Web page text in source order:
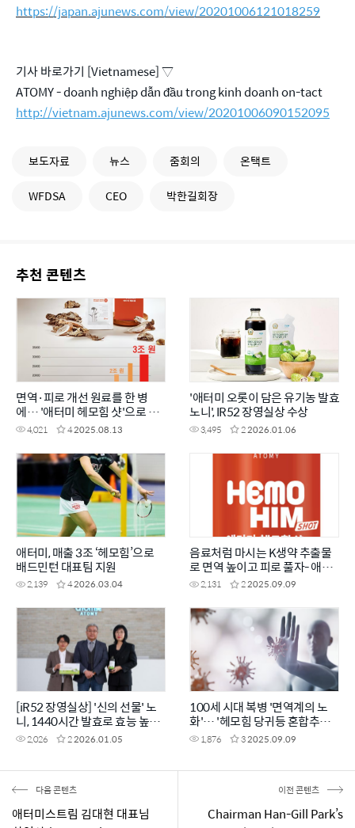
https://japan.ajunews.com/view/20201006121018259
기사 바로가기 [Vietnamese] ▽
ATOMY - doanh nghiệp dẫn đầu trong kinh doanh on-tact
http://vietnam.ajunews.com/view/20201006090152095
보도자료 뉴스 줌회의
온택트
WFDSA
CEO 박한길회장
추천 콘텐츠
면역·피로 개선 원료를 한 병
에… '애터미 헤모힘 샷'으로 활
력 UP!
4,021 42025.08.13
'애터미 오롯이 담은 유기농 발효
노니', IR52 장영실상 수상
3,495 22026.01.06
애터미, 매출 3조 ‘헤모힘’으로
배드민턴 대표팀 지원
2,139 42026.03.04
음료처럼 마시는 K생약 추출물
로 면역 높이고 피로 풀자- 애터
미 헤모힘 샷
2,131 22025.09.09
[iR52 장영실상] '신의 선물' 노
니, 1440시간 발효로 효능 높였
다2,026 22026.01.05
100세 시대 복병 '면역계의 노
화'… '헤모힘 당귀등 혼합추출
물'로 미리 관리하세요
1,876 32025.09.09
다음 콘텐츠
애터미스트림 김대현 대표님
이전 콘텐츠
Chairman Han-Gill Park’s